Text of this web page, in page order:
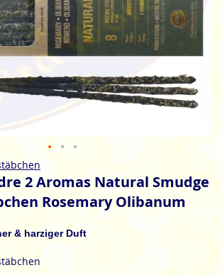
2 Aromas Natural Smudge
Rosemary Olibanum
& harziger Duft